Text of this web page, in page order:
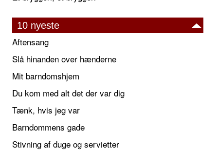
10 nyeste
Aftensang
Slå hinanden over hænderne
Mit barndomshjem
Du kom med alt det der var dig
Tænk, hvis jeg var
Barndommens gade
Stivning af duge og servietter